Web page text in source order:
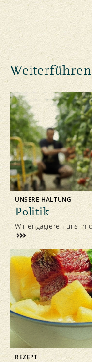
UNSERE HALTUNG
Politik
Wir engagieren uns in
REZEPT